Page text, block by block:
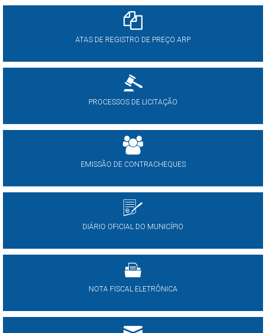
ATAS DE REGISTRO DE PREÇO ARP
PROCESSOS DE LICITAÇÃO
EMISSÃO DE CONTRACHEQUES
DIÁRIO OFICIAL DO MUNICÍPIO
NOTA FISCAL ELETRÔNICA